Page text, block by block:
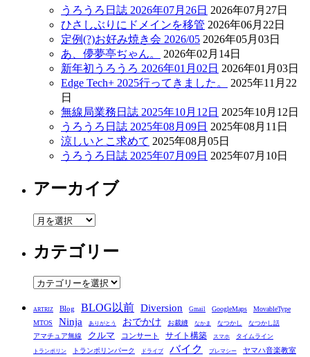
うろうろ日誌 2026年07月26日 2026年07月27日
ひさしぶりにドメインを移管 2026年06月22日
定例(?)お好み焼き会 2026/05 2026年05月03日
あ、儚夢亭ぢゃん。
2026年02月14日
新年初うろうろ 2026年01月02日 2026年01月03日
Edge Tech+ 2025行ってきました。
2025年11月22
日
無線局業務日誌 2025年10月12日 2025年10月12日
うろうろ日誌 2025年08月09日 2025年08月11日
涼しいとこ求めて 2025年08月05日
うろうろ日誌 2025年07月09日 2025年07月10日
アーカイブ
ア
カ
イ
ブ
カテゴリー
カ
ゴ
リ
ー
ARTRIZ Blog BLOG以前 Diversion Gmail GoogleMaps
MovableType
MTOS
Ninja ありがとう おでかけ お裁縫 なかま なつかし なつかし話
アマチュア無線 クルマ コンサート サイト構築 スマホ タイムライン
トランポリン トランポリンパーク ドライブ バイク プレマシー ヤマハ音楽教室